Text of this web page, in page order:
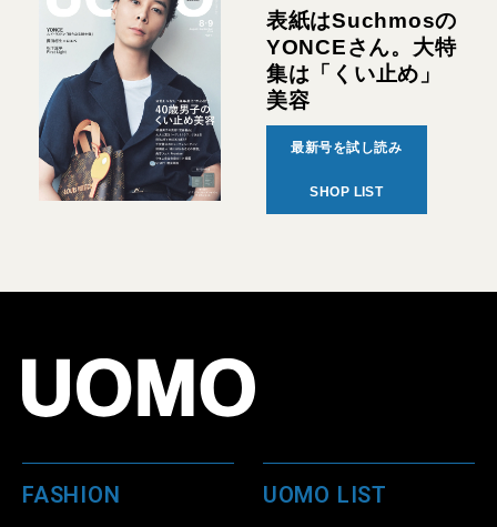
表紙はSuchmosの
YONCEさん。大特
集は「くい止め」
美容
最新号を試し読み
SHOP LIST
FASHION UOMO LIST